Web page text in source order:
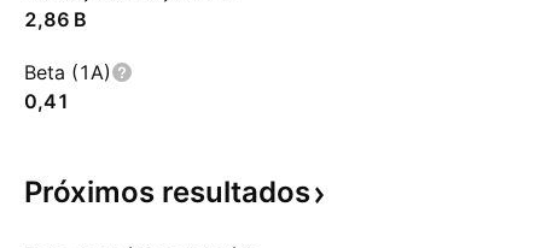
‪2,86 B‬
Beta (1A)
0,41
Próximos resultados